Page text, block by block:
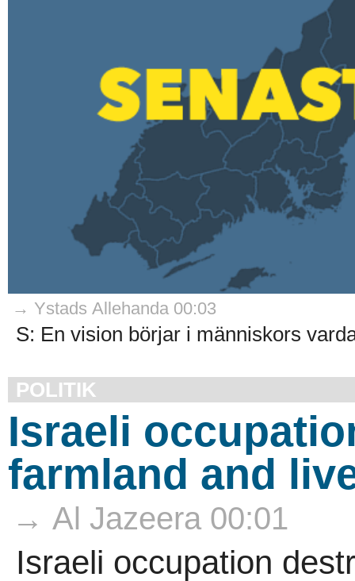
→ Ystads Allehanda 00:03
S: En vision börjar i människors
POLITIK
Israeli
farmland and
→ Al Jazeera 00:01
Israeli occupation